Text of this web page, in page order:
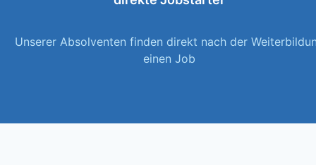
Unserer Absolventen finden direkt nach der
einen Job